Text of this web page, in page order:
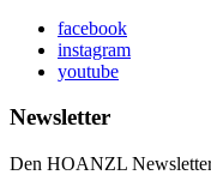
facebook
instagram
youtube
Newsletter
Den HOANZL